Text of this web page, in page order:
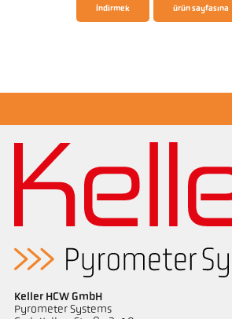
Başvururapor Semiconductor industry
İndirmek ürün sayfasına
Keller HCW GmbH
Pyrometer Systems